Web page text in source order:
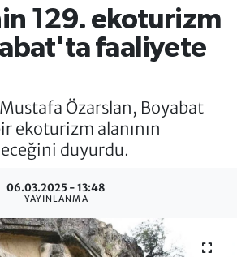
129. ekoturizm
faaliyete
Özarslan, Boyabat
ekoturizm alanının
duyurdu.
06.03.2025 - 13:48
YAYINLANMA
Durumu ve Fikstür